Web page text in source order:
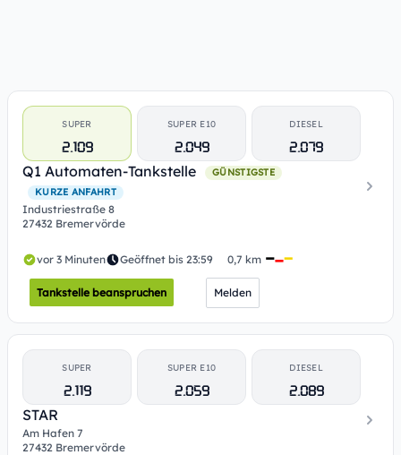
SUPER
2.109
SUPER E10
2.049
DIESEL
2.079
Q1 Automaten-Tankstelle
GÜNSTIGSTE
KURZE ANFAHRT
Industriestraße 8
27432 Bremervörde
vor 3 Minuten Geöffnet bis 23:59 0,7 km
Tankstelle beanspruchen Melden
SUPER
2.119
SUPER E10
2.059
DIESEL
2.089
STAR
Am Hafen 7
27432 Bremervörde